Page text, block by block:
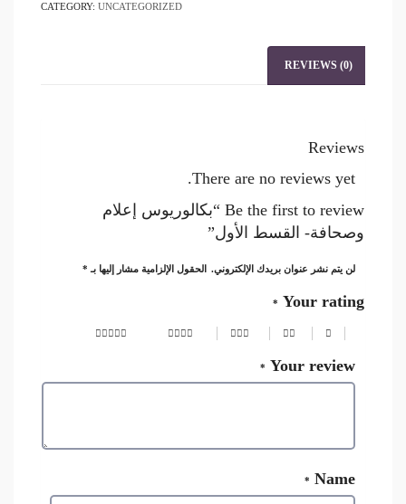
quantity
CATEGORY: UNCATEGORIZED
REVIEWS (0)
Reviews
There are no reviews yet.
Be the first to review “بكالوريوس إعلام
وصحافة- القسط الأول”
لن يتم نشر عنوان بريدك الإلكتروني. الحقول الإلزامية مشار إليها بـ *
Your rating
*
Your review
*
Name
*